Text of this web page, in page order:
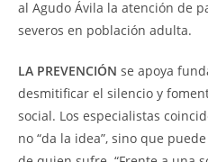
al Agudo Ávila la atención de
severos en población adulta.
LA PREVENCIÓN se apoya
desmitificar el silencio y
social. Los especialistas
no “da la idea”, sino que